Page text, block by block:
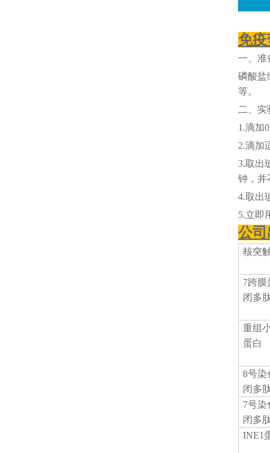
免
一、准
磷酸盐
等。
二、实
1.滴加
2.滴加
3.取出
钟，并
4.取出
5.立即
公
核突
7跨膜
闭多
重组
蛋白
8号染
闭多
7号染
闭多
INE1